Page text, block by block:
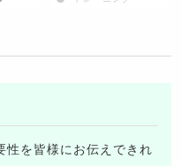
性を皆様にお伝えできれ